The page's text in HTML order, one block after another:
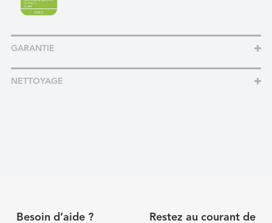
GARANTIE
NETTOYAGE
Besoin d’aide ? Restez au courant de